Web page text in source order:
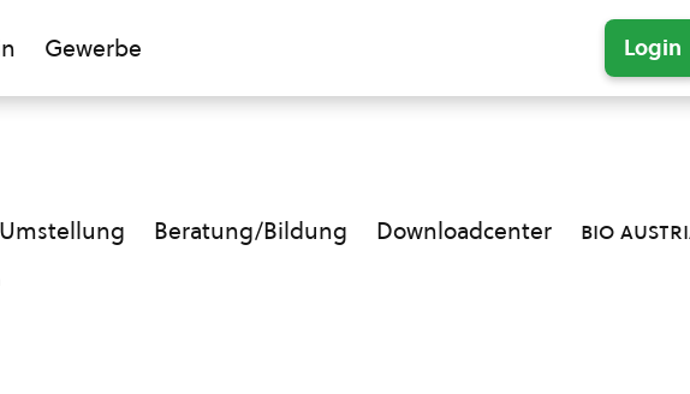
Gewerbe Login
Umstellung Beratung/Bildung Downloadcenter bio